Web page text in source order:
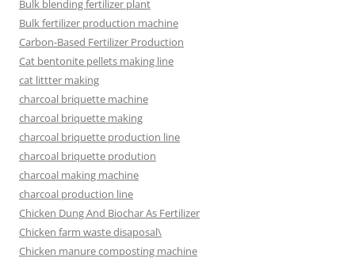
Bulk blending fertilizer plant
Bulk fertilizer production machine
Carbon-Based Fertilizer Production
Cat bentonite pellets making line
cat littter making
charcoal briquette machine
charcoal briquette making
charcoal briquette production line
charcoal briquette prodution
charcoal making machine
charcoal production line
Chicken Dung And Biochar As Fertilizer
Chicken farm waste disaposal\
Chicken manure composting machine